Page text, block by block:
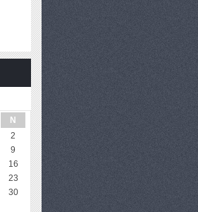
N
2
9
16
23
30